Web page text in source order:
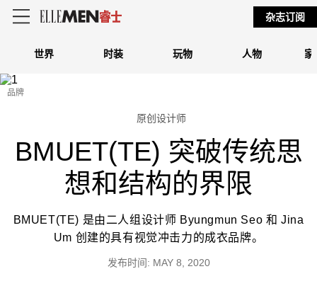
世界 时装 玩物 人物 家
杂志订阅
品牌
原创设计师
BMUET(TE) 突破传统思
想和结构的界限
BMUET(TE) 是由二人组设计师 Byungmun Seo 和 Jina
Um 创建的具有视觉冲击力的成衣品牌。
发布时间: MAY 8, 2020